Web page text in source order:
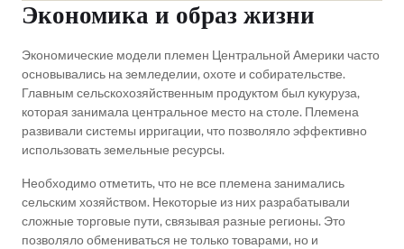
Экономика и образ жизни
Экономические модели племен Центральной Америки часто
основывались на земледелии, охоте и собирательстве.
Главным сельскохозяйственным продуктом был кукуруза,
которая занимала центральное место на столе. Племена
развивали системы ирригации, что позволяло эффективно
использовать земельные ресурсы.
Необходимо отметить, что не все племена занимались
сельским хозяйством. Некоторые из них разрабатывали
сложные торговые пути, связывая разные регионы. Это
позволяло обмениваться не только товарами, но и